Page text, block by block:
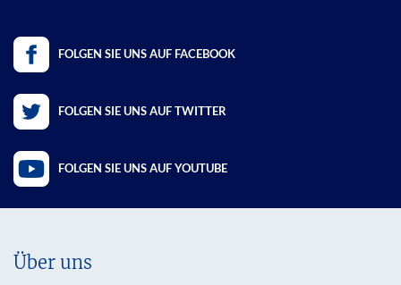
FOLGEN SIE UNS AUF FACEBOOK
FOLGEN SIE UNS AUF TWITTER
FOLGEN SIE UNS AUF YOUTUBE
Über uns